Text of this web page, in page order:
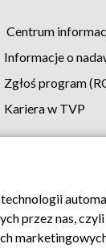
Centrum
Informacje o
Zgłoś program
Kariera w TVP
Moje
przez nas,